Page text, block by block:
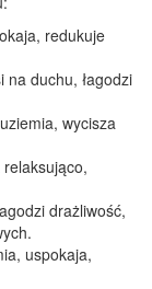
redukuje
duchu, łagodzi
wycisza
drażliwość,
uspokaja,